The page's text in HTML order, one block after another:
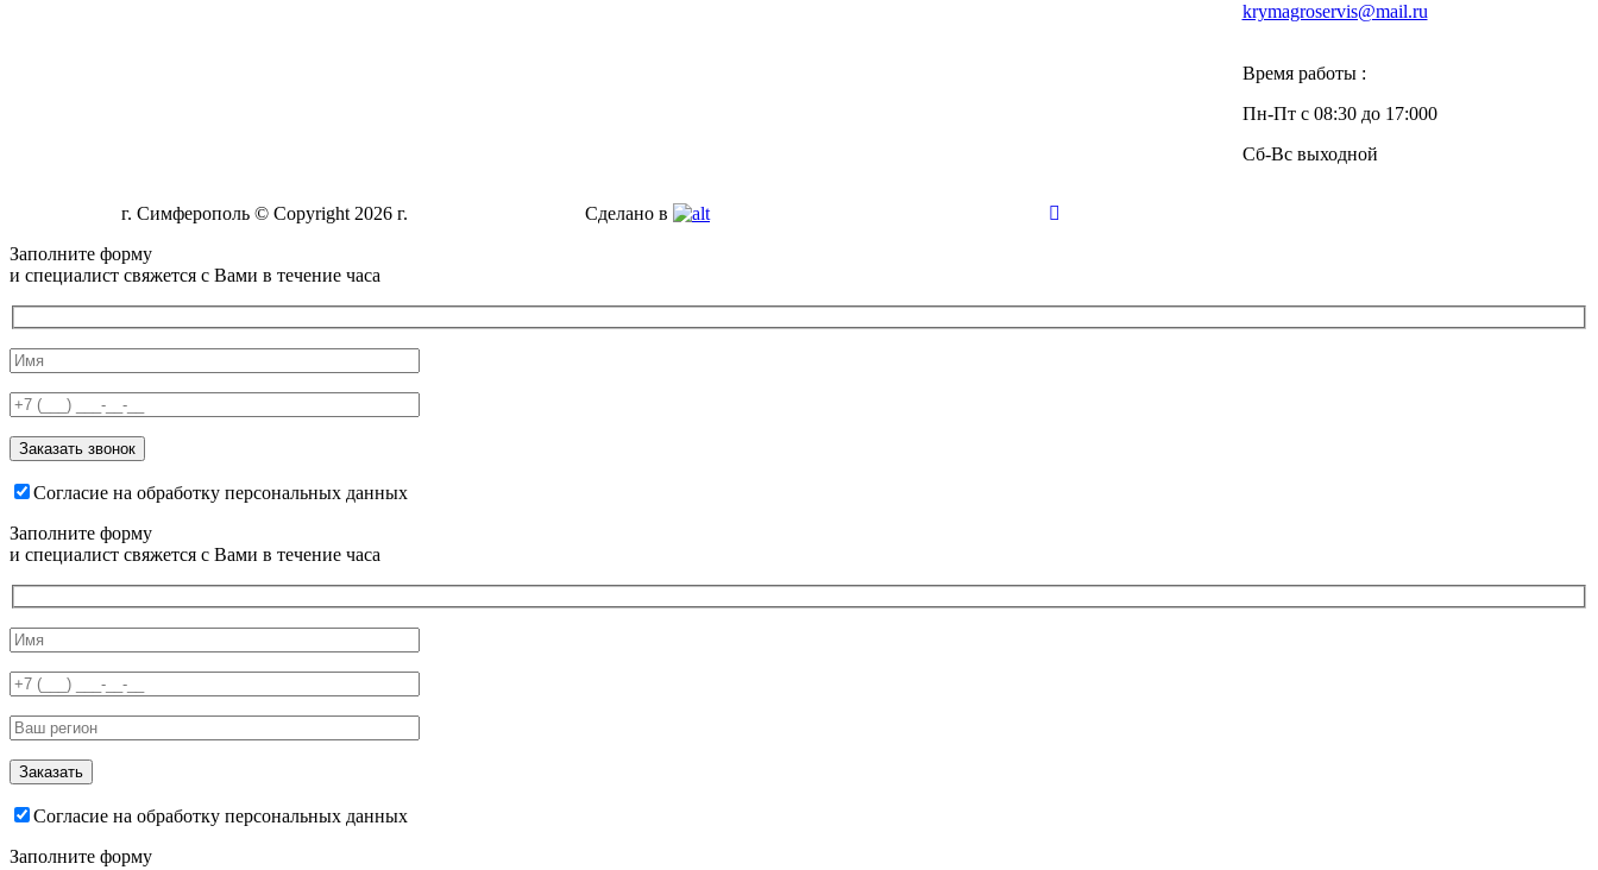
krymagroservis@mail.ru
Время работы :
Пн-Пт с 08:30 до 17:000
Сб-Вс выходной
г. Симферополь © Copyright 2026 г.
Сделано в
Заполните форму
и специалист свяжется с Вами в течение часа
Согласие на обработку персональных данных
Заполните форму
и специалист свяжется с Вами в течение часа
Согласие на обработку персональных данных
Заполните форму